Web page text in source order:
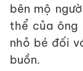
bên mộ
thể của ông
nhỏ bé đối
buồn.